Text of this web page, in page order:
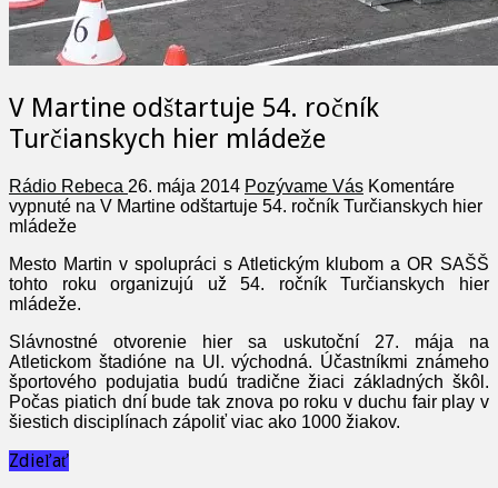
V Martine odštartuje 54. ročník
Turčianskych hier mládeže
Rádio Rebeca 26. mája 2014 Pozývame Vás Komentáre
vypnuté na V Martine odštartuje 54. ročník Turčianskych hier
mládeže
Mesto Martin v spolupráci s Atletickým klubom a OR SAŠŠ
tohto roku organizujú už 54. ročník Turčianskych hier
mládeže.
Slávnostné otvorenie hier sa uskutoční 27. mája na
Atletickom štadióne na Ul. východná. Účastníkmi známeho
športového podujatia budú tradične žiaci základných škôl.
Počas piatich dní bude tak znova po roku v duchu fair play v
šiestich disciplínach zápoliť viac ako 1000 žiakov.
Zdieľať